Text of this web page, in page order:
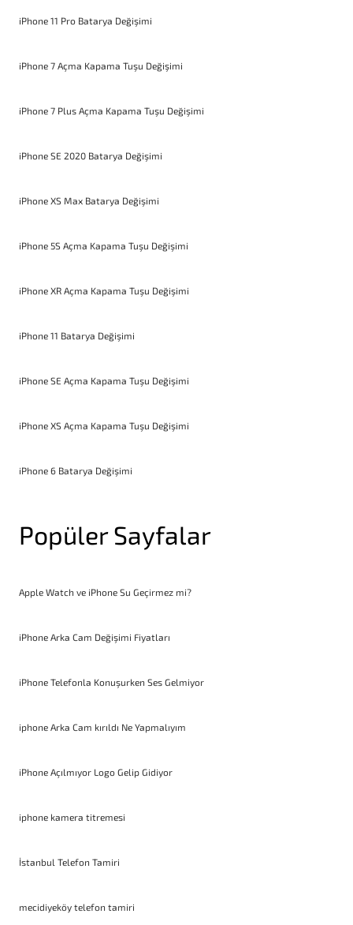
iPhone 11 Pro Batarya Değişimi
iPhone 7 Açma Kapama Tuşu Değişimi
iPhone 7 Plus Açma Kapama Tuşu Değişimi
iPhone SE 2020 Batarya Değişimi
iPhone XS Max Batarya Değişimi
iPhone 5S Açma Kapama Tuşu Değişimi
iPhone XR Açma Kapama Tuşu Değişimi
iPhone 11 Batarya Değişimi
iPhone SE Açma Kapama Tuşu Değişimi
iPhone XS Açma Kapama Tuşu Değişimi
iPhone 6 Batarya Değişimi
Popüler Sayfalar
Apple Watch ve iPhone Su Geçirmez mi?
iPhone Arka Cam Değişimi Fiyatları
iPhone Telefonla Konuşurken Ses Gelmiyor
iphone Arka Cam kırıldı Ne Yapmalıyım
iPhone Açılmıyor Logo Gelip Gidiyor
iphone kamera titremesi
İstanbul Telefon Tamiri
mecidiyeköy telefon tamiri